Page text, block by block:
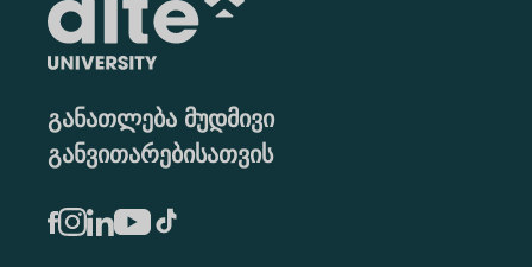
განათლება მუდმივი
განვითარებისათვის